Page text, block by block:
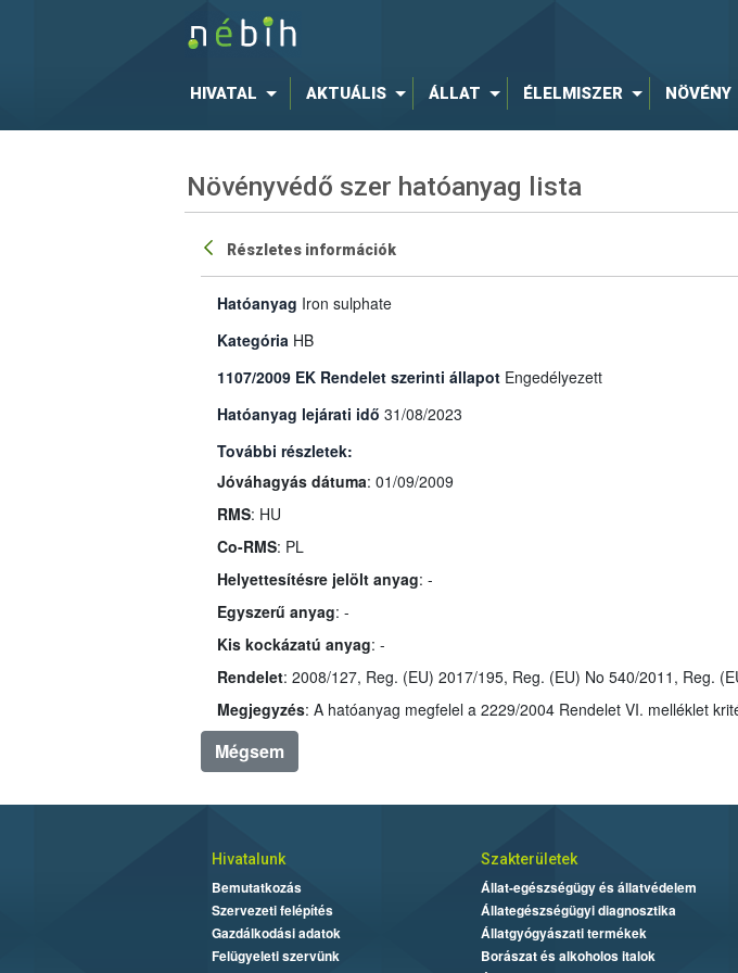
HIVATAL AKTUÁLIS ÁLLAT ÉLELMISZER NÖVÉNY
Növényvédő szer hatóanyag lista
Részletes információk
Hatóanyag Iron sulphate
Kategória HB
1107/2009 EK Rendelet szerinti állapot Engedélyezett
Hatóanyag lejárati idő 31/08/2023
További részletek:
Jóváhagyás dátuma: 01/09/2009
RMS: HU
Co-RMS: PL
Helyettesítésre jelölt anyag: -
Egyszerű anyag: -
Kis kockázatú anyag: -
Rendelet
: 2008/127, Reg. (EU) 2017/
Megjegyzés
: A hatóanyag megfelel a 2229/2004
Mégsem
Hivatalunk
Bemutatkozás
Szervezeti felépítés
Gazdálkodási adatok
Felügyeleti szervünk
Szakterületek
Állat-egészségügy és állatvédelem
Állategészségügyi diagnosztika
Állatgyógyászati termékek
Borászat és alkoholos italok